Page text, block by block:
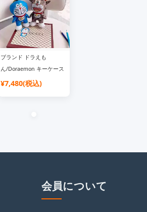
ブランド ドラえも
ん/Doraemon キーケース
¥7,480(税込)
会員について